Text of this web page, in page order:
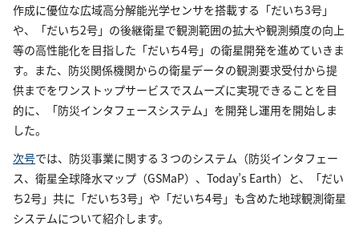
作成に優位な広域高分解能光学センサを搭載する「だいち3号」
や、「だいち2号」の後継衛星で観測範囲の拡大や観測頻度の向上
等の高性能化を目指した「だいち4号」の衛星開発を進めていきま
す。また、防災関係機関からの衛星データの観測要求受付から提
供までをワンストップサービスでスムーズに実現できることを目
的に、「防災インタフェースシステム」を開発し運用を開始しま
した。
次号では、防災事業に関する３つのシステム（防災インタフェー
ス、衛星全球降水マップ（GSMaP）、Today’s Earth）と、「だい
ち2号」共に「だいち3号」や「だいち4号」も含めた地球観測衛星
システムについて紹介します。